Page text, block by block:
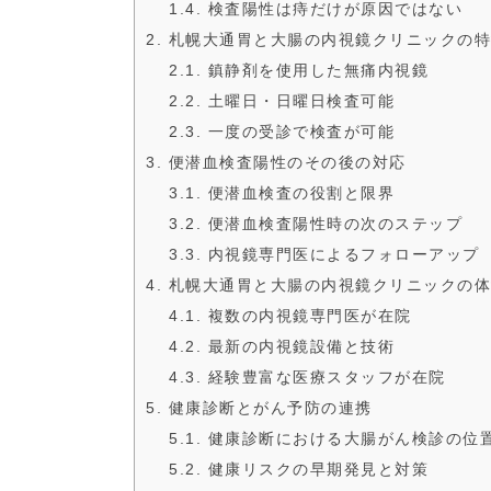
1.4. 検査陽性は痔だけが原因ではない
2. 札幌大通胃と大腸の内視鏡クリニックの
2.1. 鎮静剤を使用した無痛内視鏡
2.2. 土曜日・日曜日検査可能
2.3. 一度の受診で検査が可能
3. 便潜血検査陽性のその後の対応
3.1. 便潜血検査の役割と限界
3.2. 便潜血検査陽性時の次のステップ
3.3. 内視鏡専門医によるフォローアップ
4. 札幌大通胃と大腸の内視鏡クリニックの体
4.1. 複数の内視鏡専門医が在院
4.2. 最新の内視鏡設備と技術
4.3. 経験豊富な医療スタッフが在院
5. 健康診断とがん予防の連携
5.1. 健康診断における大腸がん検診の位
5.2. 健康リスクの早期発見と対策